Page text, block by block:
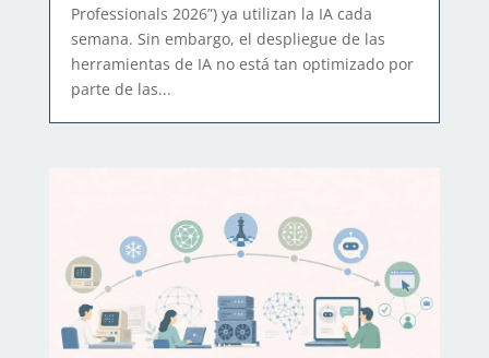
Professionals 2026”) ya utilizan la IA cada
semana. Sin embargo, el despliegue de las
herramientas de IA no está tan optimizado por
parte de las...